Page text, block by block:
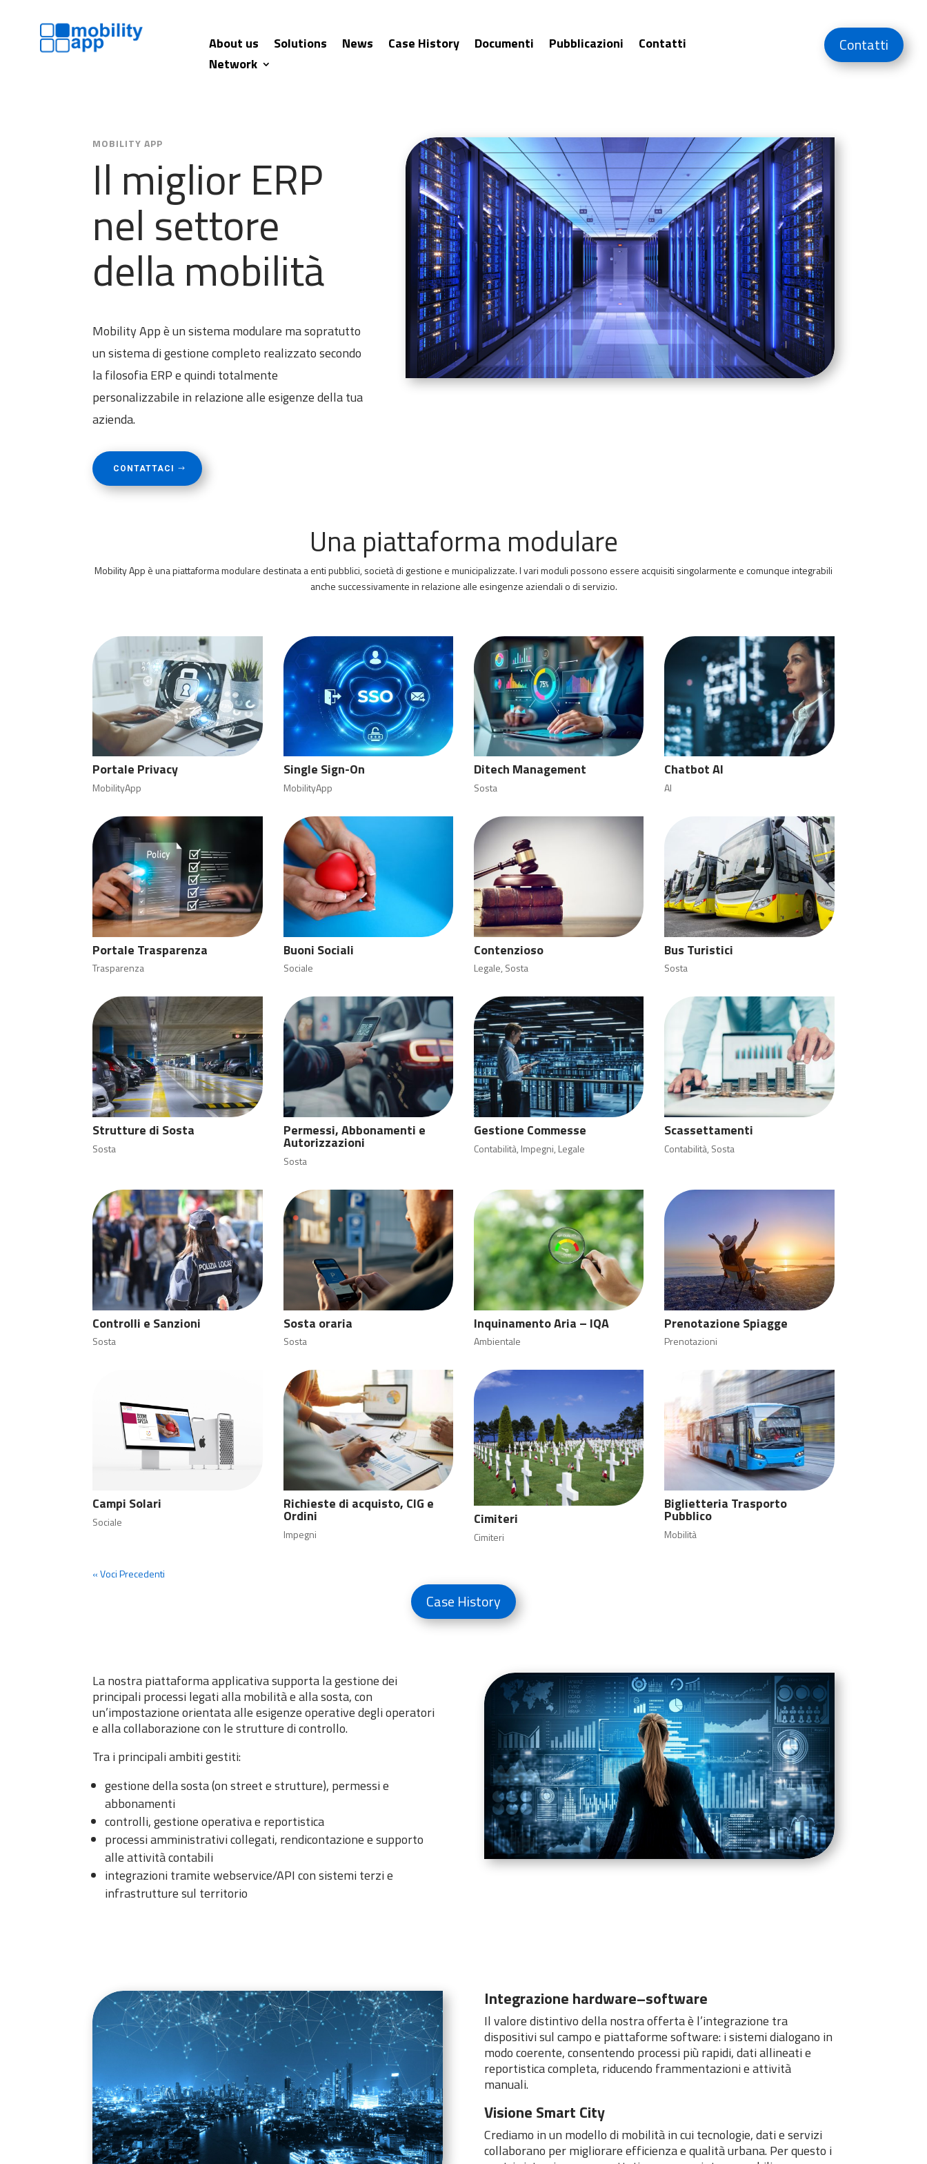
About us Solutions News Case History Documenti Pubblicazioni
Contatti
Network
Contatti
MOBILITY APP
Il miglior ERP
nel settore
della mobilità
Mobility App è un sistema modulare ma sopratutto
un sistema di gestione completo realizzato secondo
la filosofia ERP e quindi totalmente
personalizzabile in relazione alle esigenze della tua
azienda.
CONTATTACI
Una piattaforma modulare
Mobility App è una piattaforma modulare destinata a enti pubblici, società di gestione e municipalizzate. I vari moduli possono essere acquisiti singolarmente e comunque integrabili
anche successivamente in relazione alle esingenze aziendali o di servizio.
Portale Privacy
MobilityApp
Single Sign-On
MobilityApp
Ditech Management
Sosta
Chatbot AI
AI
Portale Trasparenza
Trasparenza
Buoni Sociali
Sociale
Contenzioso
Legale, Sosta
Bus Turistici
Sosta
Strutture di Sosta
Sosta
Permessi, Abbonamenti e
Autorizzazioni
Sosta
Gestione Commesse
Contabilità, Impegni, Legale
Scassettamenti
Contabilità, Sosta
Controlli e Sanzioni
Sosta
Sosta oraria
Sosta
Inquinamento Aria – IQA
Ambientale
Prenotazione Spiagge
Prenotazioni
Campi Solari
Sociale
Richieste di acquisto, CIG e
Ordini
Impegni
Cimiteri
Cimiteri
Biglietteria Trasporto
Pubblico
Mobilità
« Voci Precedenti
Case History
La nostra piattaforma applicativa supporta la gestione dei
principali processi legati alla mobilità e alla sosta, con
un’impostazione orientata alle esigenze operative degli operatori
e alla collaborazione con le strutture di controllo.
Tra i principali ambiti gestiti:
gestione della sosta (on street e strutture), permessi e
abbonamenti
controlli, gestione operativa e reportistica
processi amministrativi collegati, rendicontazione e supporto
alle attività contabili
integrazioni tramite webservice/API con sistemi terzi e
infrastrutture sul territorio
Integrazione hardware–software
Il valore distintivo della nostra offerta è l’integrazione tra
dispositivi sul campo e piattaforme software: i sistemi dialogano in
modo coerente, consentendo processi più rapidi, dati allineati e
reportistica completa, riducendo frammentazioni e attività
manuali.
Visione Smart City
Crediamo in un modello di mobilità in cui tecnologie, dati e servizi
collaborano per migliorare efficienza e qualità urbana. Per questo i